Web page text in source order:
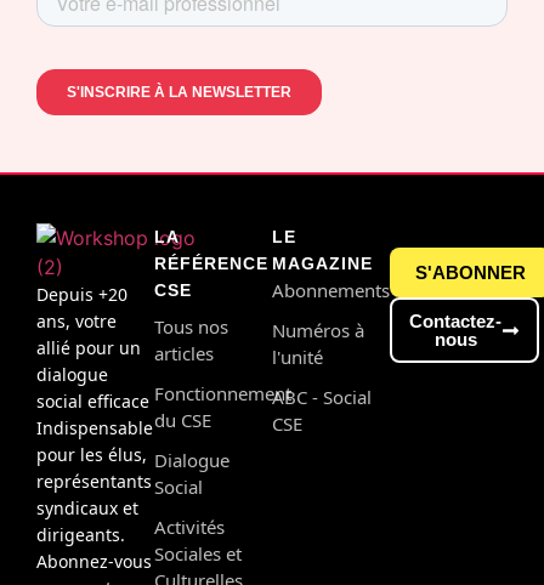
Depuis +20
ans, votre
allié pour un
dialogue
social efficace
Indispensable
pour les élus,
représentants
syndicaux et
dirigeants.
Abonnez-vous
LA
RÉFÉRENCE
CSE
Tous nos
articles
Fonctionnement
du CSE
Dialogue
Social
Activités
Sociales et
LE
MAGAZINE
Abonnements
Numéros à
l'unité
ABC - Social
CSE
S'ABONNER
Contactez-
nous